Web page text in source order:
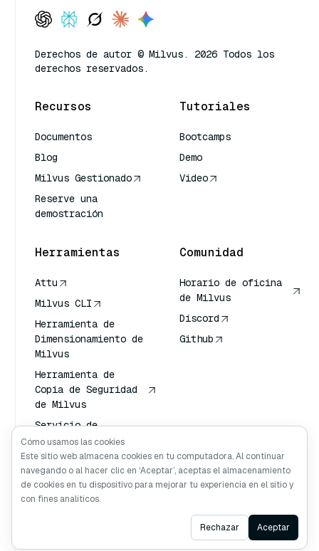
Derechos de autor © Milvus. 2026 Todos los
derechos reservados.
Recursos
Documentos
Blog
Milvus Gestionado
Reserve una
demostración
Tutoriales
Bootcamps
Demo
Video
Herramientas
Attu
Milvus CLI
Herramienta de
Dimensionamiento de
Milvus
Herramienta de
Copia de Seguridad
de Milvus
Servicio de
Transporte de
Vectores (VTS)
Buscador profundo
Claude Contexto
Comunidad
Horario de oficina
de Milvus
Discord
Github
Ask AI
Cómo usamos las cookies
Este sitio web almacena cookies en tu computadora. Al continuar
navegando o al hacer clic en ‘Aceptar’, aceptas el almacenamiento
de cookies en tu dispositivo para mejorar tu experiencia en el sitio y
con fines analíticos.
Rechazar Aceptar